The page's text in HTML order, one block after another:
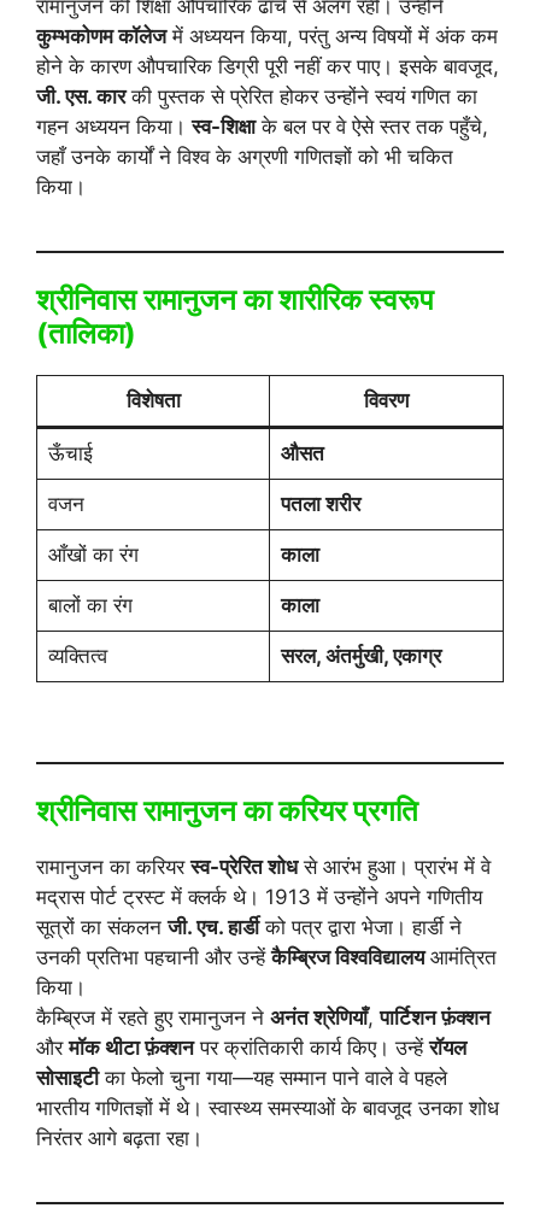
रामानुजन की शिक्षा औपचारिक ढाँचे से अलग रही। उन्होंने
कुम्भकोणम कॉलेजमें अध्ययन किया, परंतु अन्य विषयों में अंक कम
होने के कारण औपचारिक डिग्री पूरी नहीं कर पाए। इसके बावजूद,
जी. एस. कारकी पुस्तक से प्रेरित होकर उन्होंने स्वयं गणित का
गहन अध्ययन किया।स्व-शिक्षाके बल पर वे ऐसे स्तर तक पहुँचे,
जहाँ उनके कार्यों ने विश्व के अग्रणी गणितज्ञों को भी चकित
किया।
श्रीनिवास रामानुजन का शारीरिक स्वरूप
(तालिका)
विशेषता विवरण
ऊँचाई औसत
वजन पतला शरीर
आँखों का रंग काला
बालों का रंग काला
व्यक्तित्व सरल, अंतर्मुखी, एकाग्र
श्रीनिवास रामानुजन का करियर प्रगति
रामानुजन का करियरस्व-प्रेरित शोधसे आरंभ हुआ। प्रारंभ में वे
मद्रास पोर्ट ट्रस्ट में क्लर्क थे। 1913 में उन्होंने अपने गणितीय
सूत्रों का संकलनजी. एच. हार्डीको पत्र द्वारा भेजा। हार्डी ने
उनकी प्रतिभा पहचानी और उन्हेंकैम्ब्रिज विश्वविद्यालयआमंत्रित
किया।
कैम्ब्रिज में रहते हुए रामानुजन ने अनंत श्रेणियाँ,पार्टिशन फ़ंक्शन
औरमॉक थीटा फ़ंक्शनपर क्रांतिकारी कार्य किए। उन्हेंरॉयल
सोसाइटीका फेलो चुना गया—यह सम्मान पाने वाले वे पहले
भारतीय गणितज्ञों में थे। स्वास्थ्य समस्याओं के बावजूद उनका शोध
निरंतर आगे बढ़ता रहा।